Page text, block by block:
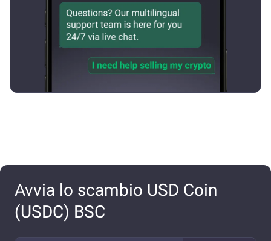
Avvia lo scambio USD Coin
(USDC) BSC